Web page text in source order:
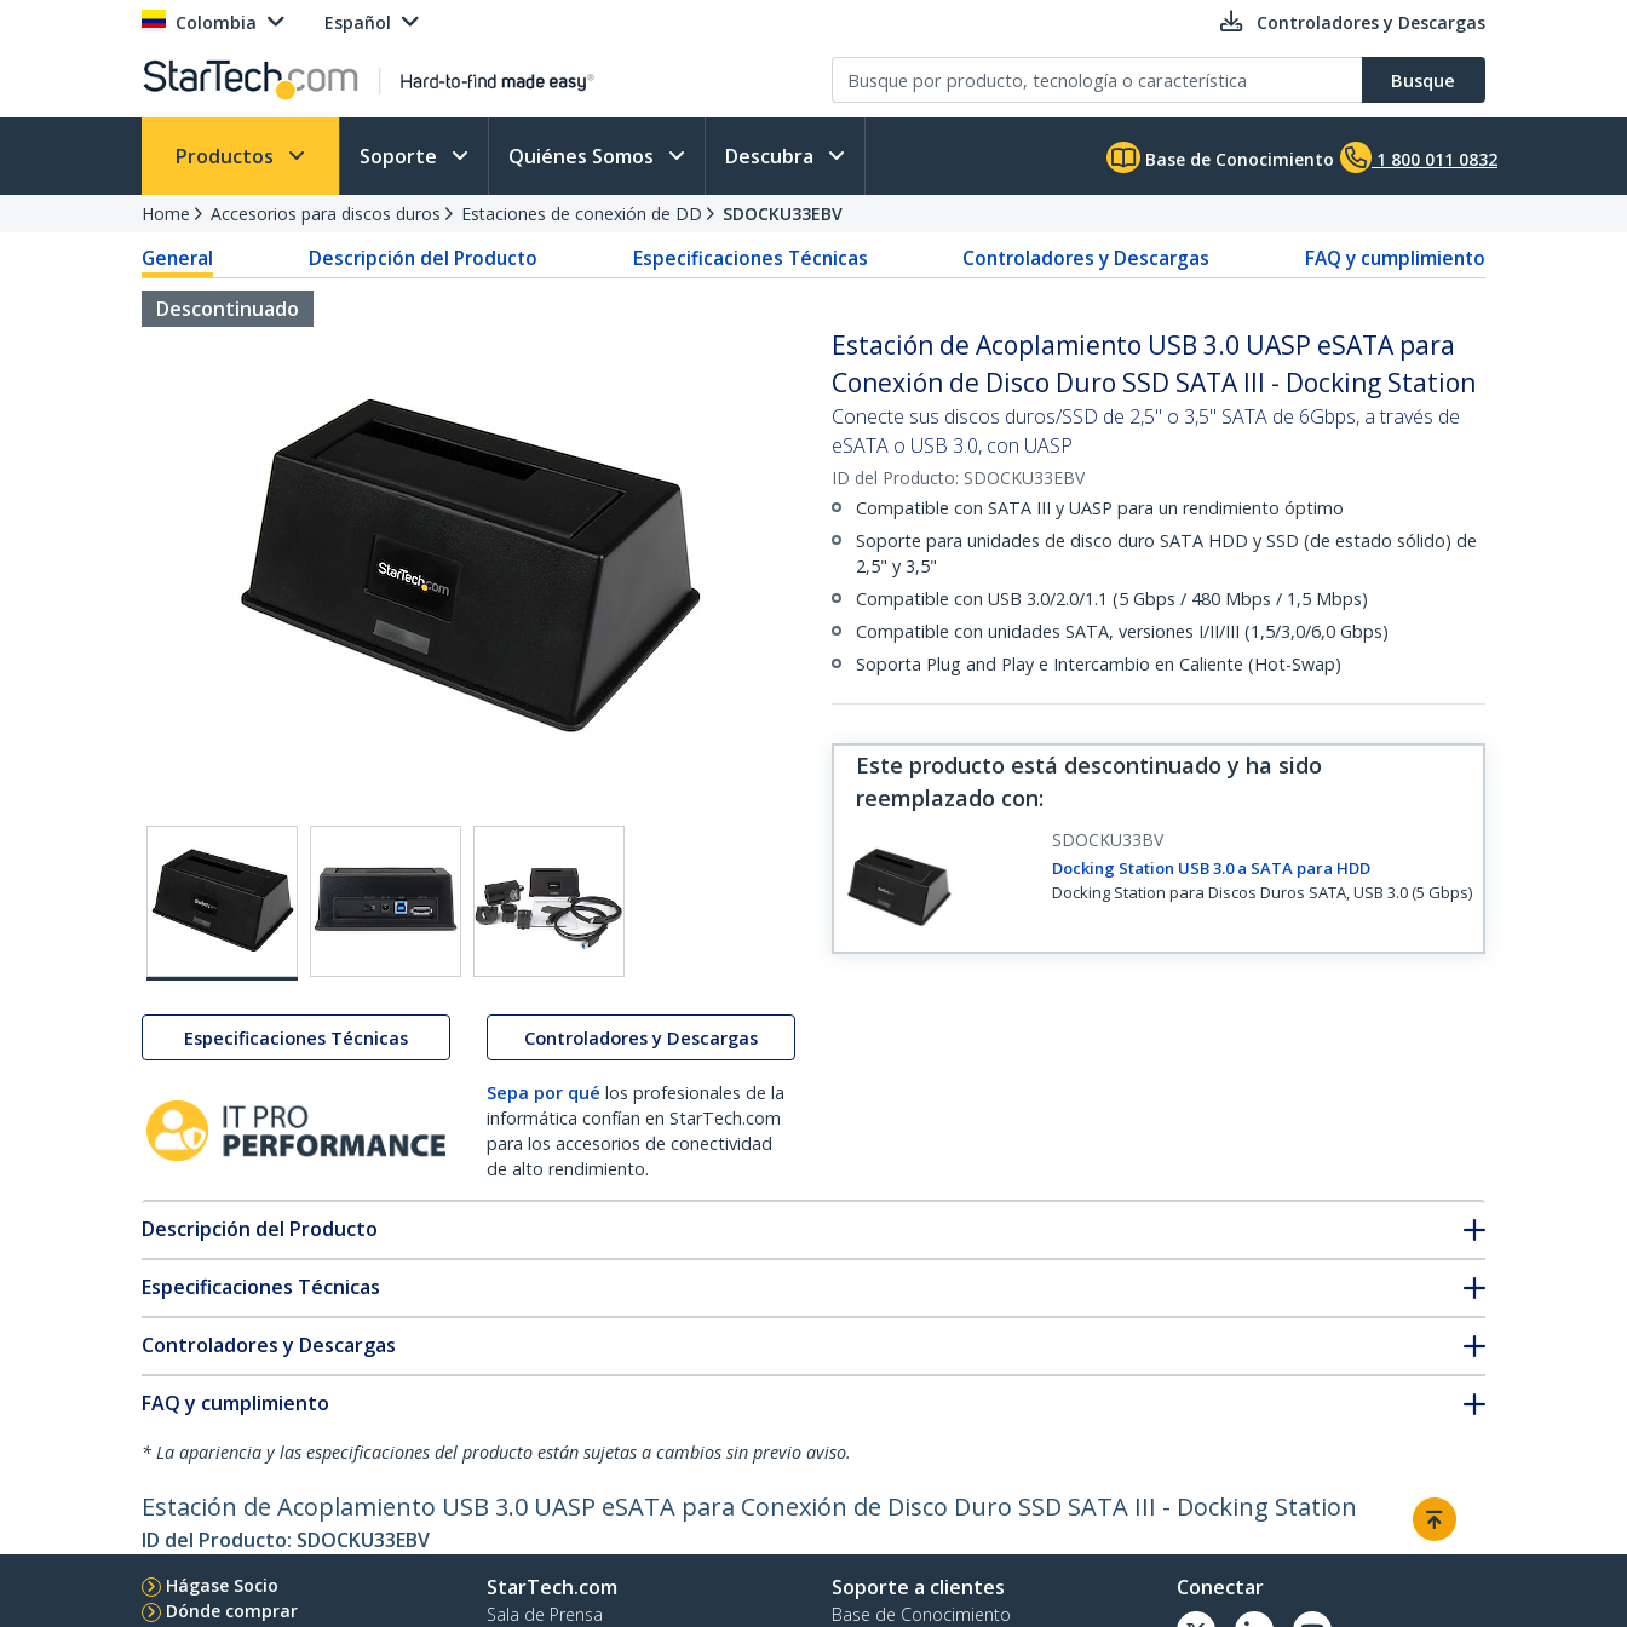
Colombia Español Controladores y Descargas
Busque
Productos Soporte Quiénes Somos Descubra Base de Conocimiento 1 800 011 0832
Home Accesorios para discos duros Estaciones de conexión de DD SDOCKU33EBV
General Descripción del Producto Especificaciones Técnicas Controladores y Descargas
FAQ y cumplimiento
Descontinuado
Especificaciones Técnicas Controladores y Descargas
Sepa por qué los profesionales de la
informática confían en StarTech.com
para los accesorios de conectividad
de alto rendimiento.
Estación de Acoplamiento USB 3.0 UASP eSATA para
Conexión de Disco Duro SSD SATA III - Docking Station
Conecte sus discos duros/SSD de 2,5" o 3,5" SATA de 6Gbps, a través de
eSATA o USB 3.0, con UASP
ID del Producto: SDOCKU33EBV
Compatible con SATA III y UASP para un rendimiento óptimo
Soporte para unidades de disco duro SATA HDD y SSD (de estado sólido) de
2,5" y 3,5"
Compatible con USB 3.0/2.0/1.1 (5 Gbps / 480 Mbps / 1,5 Mbps)
Compatible con unidades SATA, versiones I/II/III (1,5/3,0/6,0 Gbps)
Soporta Plug and Play e Intercambio en Caliente (Hot-Swap)
Este producto está descontinuado y ha sido
reemplazado con:
SDOCKU33BV
Docking Station USB 3.0 a SATA para HDD
Docking Station para Discos Duros SATA, USB 3.0 (5 Gbps)
Descripción del Producto
Especificaciones Técnicas
Controladores y Descargas
FAQ y cumplimiento
* La apariencia y las especificaciones del producto están sujetas a cambios sin previo aviso.
Estación de Acoplamiento USB 3.0 UASP eSATA para Conexión de Disco Duro SSD SATA III - Docking Station
ID del Producto: SDOCKU33EBV
Hágase Socio
Dónde comprar
StarTech.com
Sala de Prensa
Soporte a clientes
Base de Conocimiento
Conectar